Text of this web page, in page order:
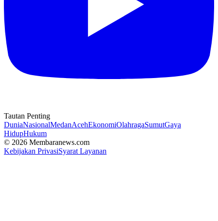
Tautan Penting
DuniaNasionalMedanAcehEkonomiOlahragaSumutGaya
HidupHukum
© 2026 Membaranews.com
Kebijakan PrivasiSyarat Layanan